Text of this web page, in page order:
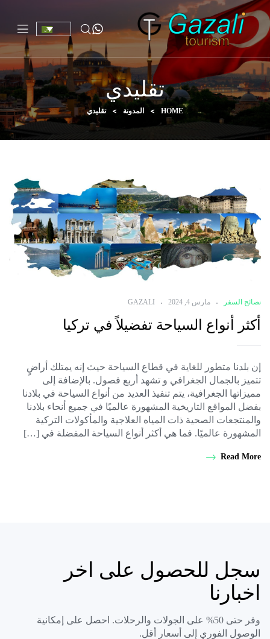
تقليدي
HOME
> المدونة > تقليدي
نصائح السفر مارس 4, 2024 GAZALI
أكثر أنواع السياحة تفضيلاً في تركيا
إن بلدنا متطور للغاية في قطاع السياحة حيث إنه يمتلك أراضٍ
تتميز بالجمال الجغرافي و تشهد أربع فصول. بالإضافة إلى
مميزاتها الجغرافية، يتم تنفيذ العديد من أنواع السياحة في بلادنا
بفضل المواقع التاريخية المشهورة عالميًا في جميع أنحاء بلادنا
والمنتجعات الصحية ذات المياه العلاجية والمأكولات التركية
المشهورة عالميًا. فما هي أكثر أنواع السياحة المفضلة في […]
Read More
سجل للحصول على اخر
اخبارنا
وفر حتى 50% على الجولات والرحلات. احصل على إمكانية
الوصول الفوري إلى أسعار أقل.